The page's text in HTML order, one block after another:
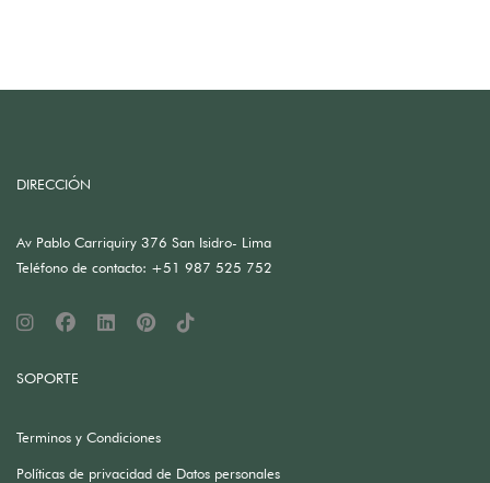
DIRECCIÓN
Av Pablo Carriquiry 376 San Isidro- Lima
Teléfono de contacto: +51 987 525 752
SOPORTE
Terminos y Condiciones
Políticas de privacidad de Datos personales